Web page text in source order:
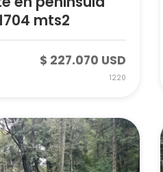
mts2
$ 227.070 USD
1220